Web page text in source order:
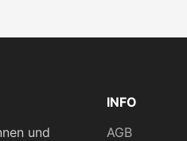
und
INFO
AGB